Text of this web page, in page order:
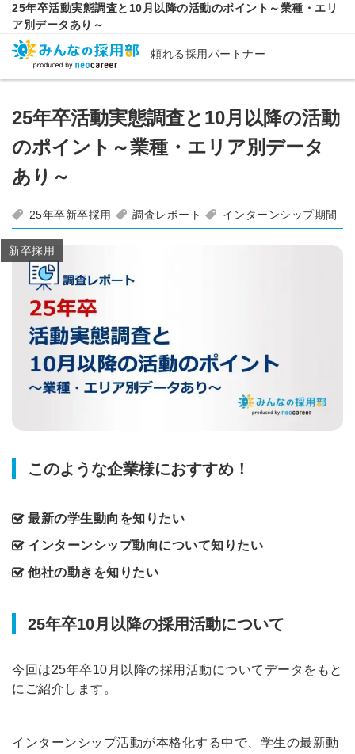
25年卒活動実態調査と10月以降の活動のポイント～業種・エリ
ア別データあり～
頼れる採用パートナー
25年卒活動実態調査と10月以降の活動
のポイント～業種・エリア別データ
あり～
25年卒新卒採用 調査レポート インターンシップ期間
新卒採用
このような企業様におすすめ！
最新の学生動向を知りたい
インターンシップ動向について知りたい
他社の動きを知りたい
25年卒10月以降の採用活動について
今回は25年卒10月以降の採用活動についてデータをもと
にご紹介します。
インターンシップ活動が本格化する中で、学生の最新動